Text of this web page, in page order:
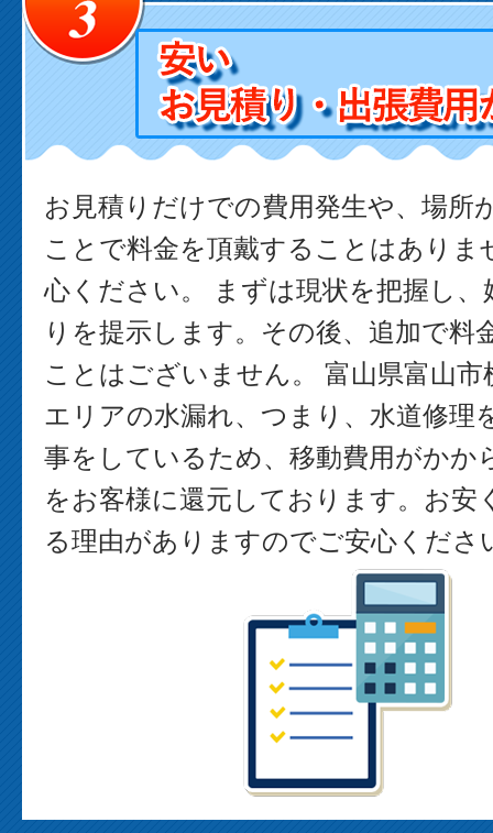
お見積りだけでの費用発生や、場所
ことで料金を頂戴することはありま
心ください。 まずは現状を把握し
りを提示します。その後、追加で料
ことはございません。 富山県富山市
エリアの水漏れ、つまり、水道修理
事をしているため、移動費用がかか
をお客様に還元しております。お安
る理由がありますのでご安心くださ